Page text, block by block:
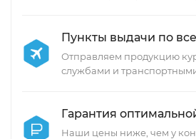
Пункты выдачи по
Отправляем продукцию
службами и
Гарантия
Наши цены ниже, чем у